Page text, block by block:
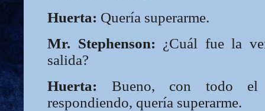
Huerta: Quería superarme.
Mr. Stephenson: ¿Cuál fue la
salida?
Huerta: Bueno, con todo el
respondiendo, quería superarme.